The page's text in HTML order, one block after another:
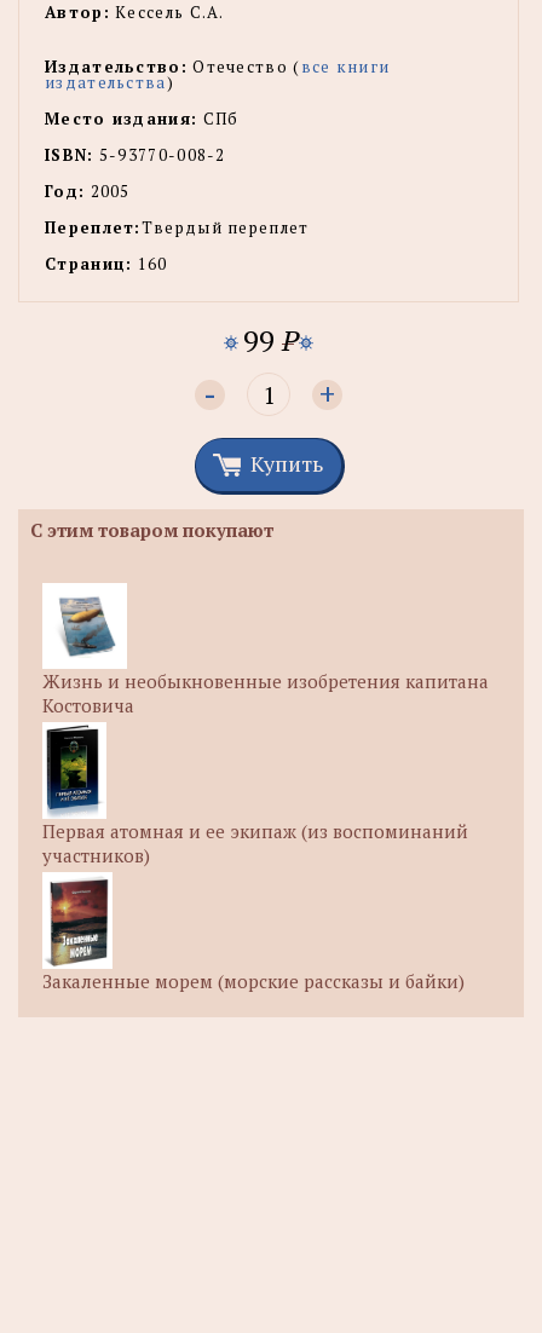
Автор: Кессель С.А.
Издательство: Отечество (все книги
издательства)
Место издания: СПб
ISBN: 5-93770-008-2
Год: 2005
Переплет:Твердый переплет
Страниц: 160
99 P
- +
Купить
С этим товаром покупают
Жизнь и необыкновенные изобретения капитана
Костовича
Первая атомная и ее экипаж (из воспоминаний
участников)
Закаленные морем (морские рассказы и байки)